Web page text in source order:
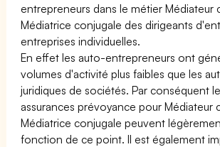
entrepreneurs dans le métier Médiateur
Médiatrice conjugale des dirigeants
entreprises individuelles.
En effet les auto-entrepreneurs ont
volumes d'activité plus faibles que les
juridiques de sociétés. Par conséquent
assurances prévoyance pour Médiateur
Médiatrice conjugale peuvent
fonction de ce point. Il est également